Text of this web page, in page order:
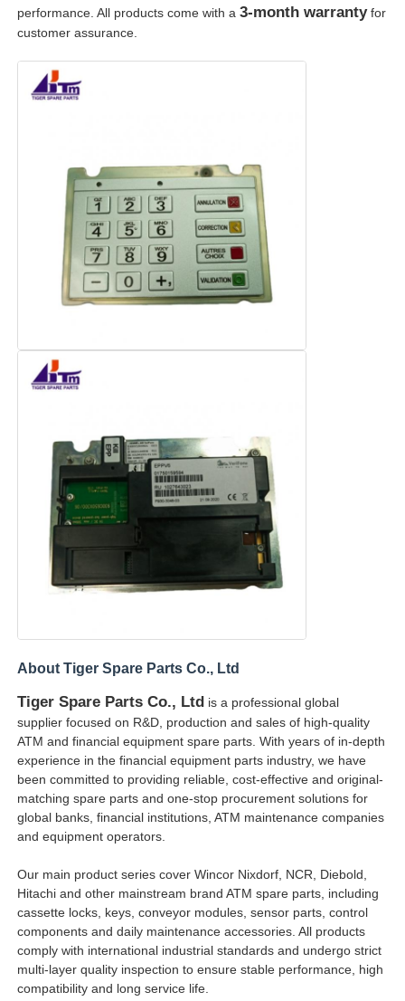
Ανταλλακτικά NCR ATM
Ανταλλακτικά Wincor ATM
Τμήματα ΑΤΜ Hyosung
Τμήματα Fujitsu ATM
Μέρη GRG ATM
Τμήματα ΑΤΜ Glory NMD
Τμήματα ΑΤΜ OKI
Μέρη ATM Genmega
Διαλογιστής τραπεζογραμματίων
μετρητής λογαριασμών
Εκτυπωτής καρτών
Ανταλλακτικά ATM
Μηχάνημα ΑΤΜ
performance. All products come with a3-month warrantyfor
customer assurance.
About Tiger Spare Parts Co., Ltd
Tiger Spare Parts Co., Ltd is a professional global
supplier focused on R&D, production and sales of high-quality
ATM and financial equipment spare parts. With years of in-depth
experience in the financial equipment parts industry, we have
been committed to providing reliable, cost-effective and original-
matching spare parts and one-stop procurement solutions for
global banks, financial institutions, ATM maintenance companies
and equipment operators.
Our main product series cover Wincor Nixdorf, NCR, Diebold,
Hitachi and other mainstream brand ATM spare parts, including
cassette locks, keys, conveyor modules, sensor parts, control
components and daily maintenance accessories. All products
comply with international industrial standards and undergo strict
multi-layer quality inspection to ensure stable performance, high
compatibility and long service life.